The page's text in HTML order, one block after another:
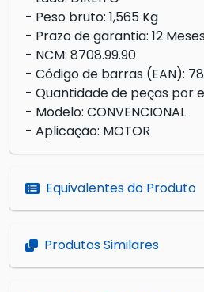
- Peso bruto: 1,565 Kg
- Prazo de garantia: 12
- NCM: 8708.99.90
- Código de barras (EAN):
- Quantidade de peças por
- Modelo: CONVENCIONAL
- Aplicação: MOTOR
Equivalentes do Produto
Produtos Similares